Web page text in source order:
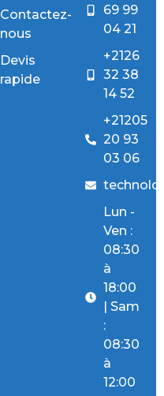
Contactez-
nous
Devis
rapide
69 99
04 21
+2126
32 38
14 52
+21205
20 93
03 06
Lun -
Ven :
08:30
à
18:00
| Sam
:
08:30
à
12:00